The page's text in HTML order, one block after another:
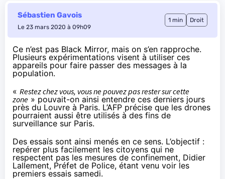
Sébastien Gavois
Le 23 mars 2020 à 09h09
1 min Droit
Ce n’est pas Black Mirror, mais on s’en rapproche.
Plusieurs expérimentations visent à utiliser ces
appareils pour faire passer des messages à la
population.
« Restez chez vous, vous ne pouvez pas rester sur cette
zone » pouvait-on ainsi entendre ces derniers jours
près du Louvre à Paris. L’AFP précise que les drones
pourraient aussi être utilisés à des fins de
surveillance sur Paris.
Des essais sont ainsi menés en ce sens. L’objectif :
repérer plus facilement les citoyens qui ne
respectent pas les mesures de confinement, Didier
Lallement, Préfet de Police, étant venu voir les
premiers essais samedi.